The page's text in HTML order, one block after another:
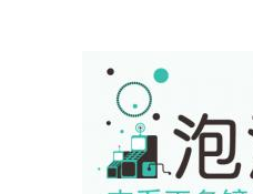
pao-pao-banner-